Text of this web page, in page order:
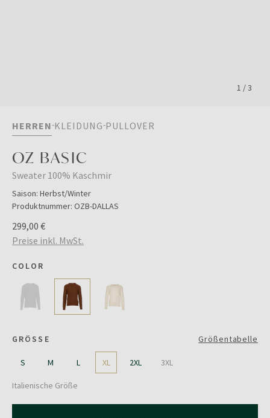
1 /3
HERREN KLEIDUNG PULLOVER
OZ BASIC
Sweater 100% Kaschmir
Saison: Herbst/Winter
Produktnummer: OZB-DALLAS
299,00 €
Preise inkl. MwSt.
COLOR
GRÖSSE Größentabelle
S M L XL 2XL 3XL
Italienische Größe